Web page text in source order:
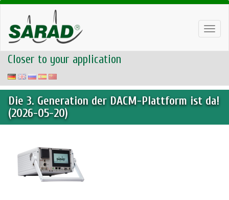
Closer to your application
Die 3. Generation der DACM-Plattform ist da!
(2026-05-20)